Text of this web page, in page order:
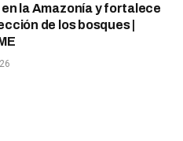
la Amazonía y fortalece
de los bosques |